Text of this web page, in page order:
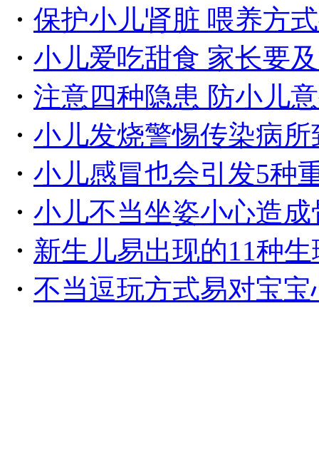
・ 保护小儿肾脏 喂养方
・ 小儿爱吃甜食 家长要
・ 注意四种隐患 防小儿
・ 小儿发烧警惕传染病所
・ 小儿感冒也会引发5种
・ 小儿不当坐姿小心造
・ 新生儿易出现的11种
・ 不当逗玩方式易对宝